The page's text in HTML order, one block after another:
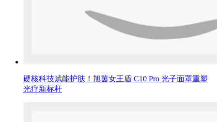
硬核科技赋能护肤！旭茵女王盾 C10 Pro 光子面罩重塑
光疗新标杆